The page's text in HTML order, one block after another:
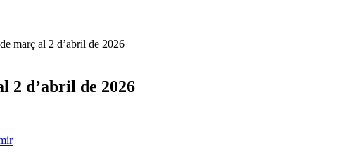
març al 2 d’abril de 2026
2 d’abril de 2026